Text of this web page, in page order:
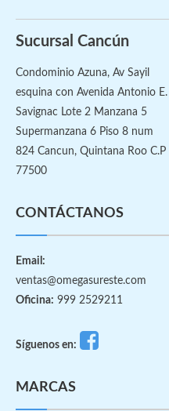
Sucursal Cancún
Condominio Azuna, Av Sayil
esquina con Avenida Antonio E.
Savignac Lote 2 Manzana 5
Supermanzana 6 Piso 8 num
824 Cancun, Quintana Roo C.P
77500
CONTÁCTANOS
Email:
ventas@omegasureste.com
Oficina: 999 2529211
Síguenos en:
MARCAS